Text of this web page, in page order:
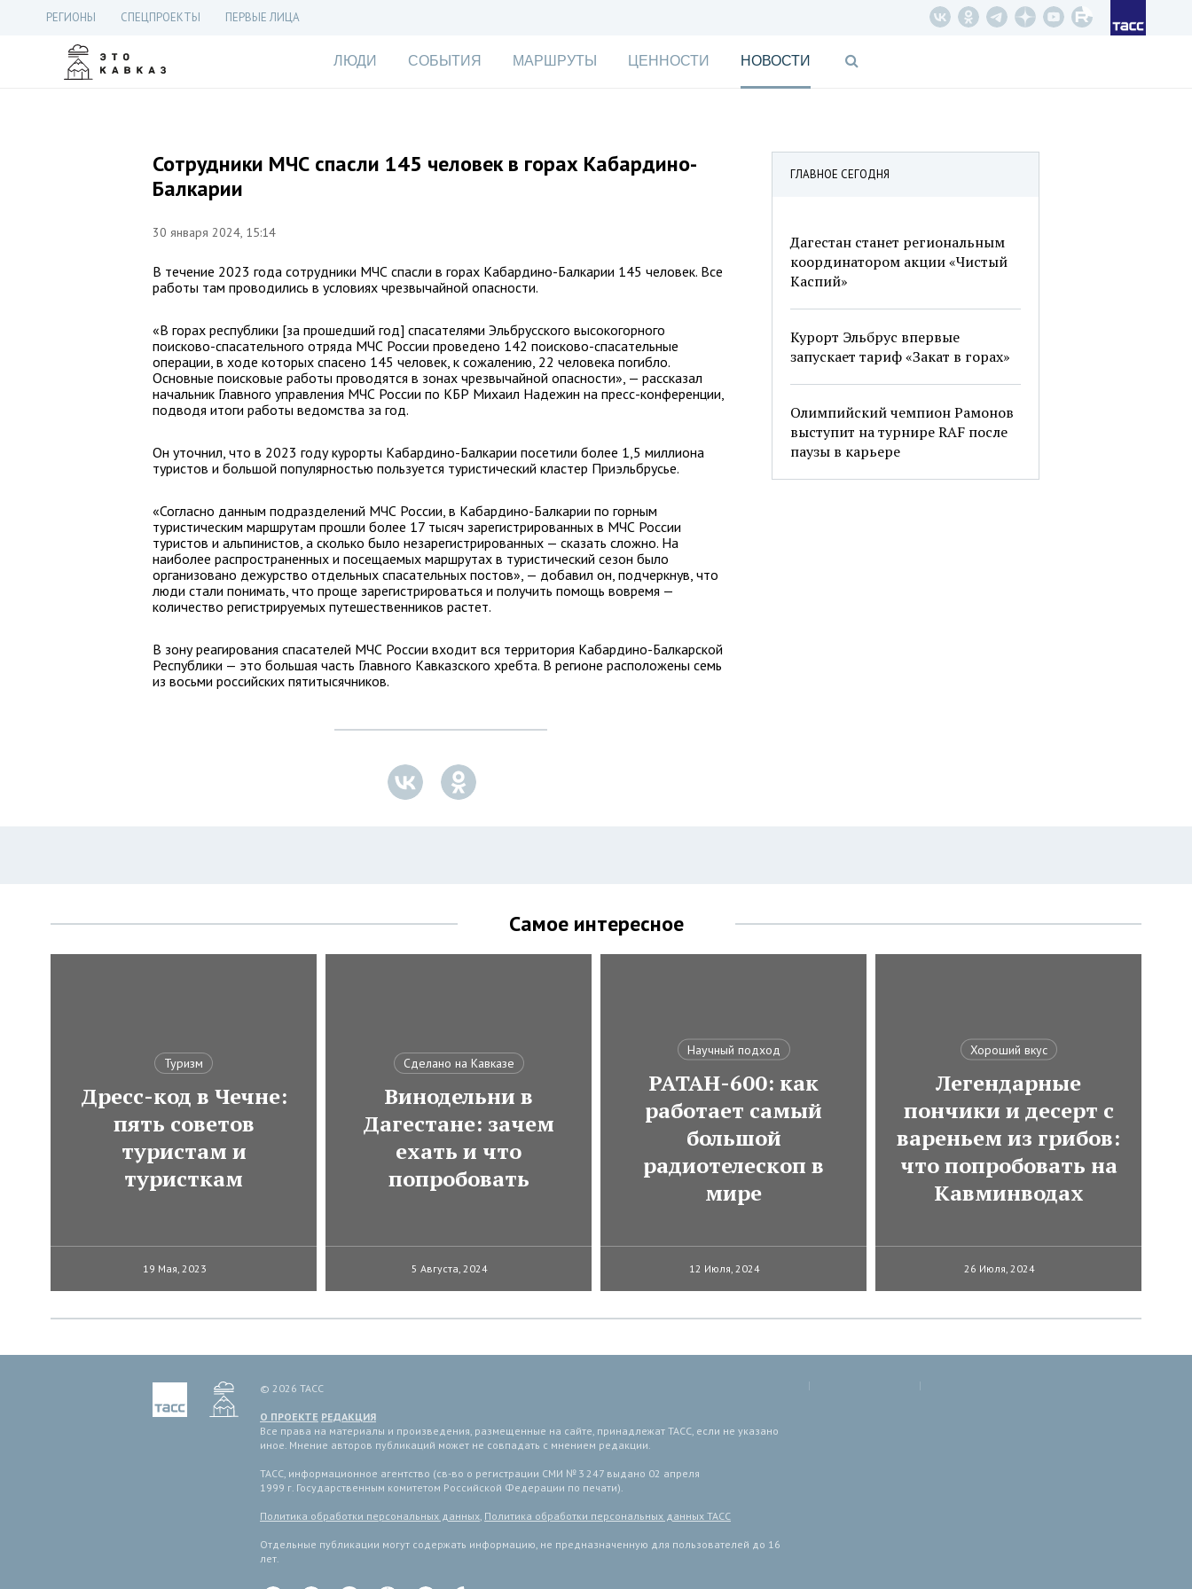
РЕГИОНЫ СПЕЦПРОЕКТЫ ПЕРВЫЕ ЛИЦА
ЛЮДИ СОБЫТИЯ МАРШРУТЫ ЦЕННОСТИ НОВОСТИ
ГЛАВНОЕ СЕГОДНЯ
Дагестан станет региональным
координатором акции «Чистый
Каспий»
Курорт Эльбрус впервые
запускает тариф «Закат в горах»
Олимпийский чемпион Рамонов
выступит на турнире RAF после
паузы в карьере
Сотрудники МЧС спасли 145 человек в горах Кабардино-
Балкарии
30 января 2024, 15:14
В течение 2023 года сотрудники МЧС спасли в горах Кабардино-Балкарии 145 человек. Все
работы там проводились в условиях чрезвычайной опасности.
«В горах республики [за прошедший год] спасателями Эльбрусского высокогорного
поисково-спасательного отряда МЧС России проведено 142 поисково-спасательные
операции, в ходе которых спасено 145 человек, к сожалению, 22 человека погибло.
Основные поисковые работы проводятся в зонах чрезвычайной опасности», — рассказал
начальник Главного управления МЧС России по КБР Михаил Надежин на пресс-конференции,
подводя итоги работы ведомства за год.
Он уточнил, что в 2023 году курорты Кабардино-Балкарии посетили более 1,5 миллиона
туристов и большой популярностью пользуется туристический кластер Приэльбрусье.
«Согласно данным подразделений МЧС России, в Кабардино-Балкарии по горным
туристическим маршрутам прошли более 17 тысяч зарегистрированных в МЧС России
туристов и альпинистов, а сколько было незарегистрированных — сказать сложно. На
наиболее распространенных и посещаемых маршрутах в туристический сезон было
организовано дежурство отдельных спасательных постов», — добавил он, подчеркнув, что
люди стали понимать, что проще зарегистрироваться и получить помощь вовремя —
количество регистрируемых путешественников растет.
В зону реагирования спасателей МЧС России входит вся территория Кабардино-Балкарской
Республики — это большая часть Главного Кавказского хребта. В регионе расположены семь
из восьми российских пятитысячников.
Самое интересное
Туризм
Дресс-код в Чечне:
пять советов
туристам и
туристкам
19 Мая, 2023
Сделано на Кавказе
Винодельни в
Дагестане: зачем
ехать и что
попробовать
5 Августа, 2024
Научный подход
РАТАН-600: как
работает самый
большой
радиотелескоп в
мире
12 Июля, 2024
Хороший вкус
Легендарные
пончики и десерт с
вареньем из грибов:
что попробовать на
Кавминводах
26 Июля, 2024
© 2026 ТАСС
О ПРОЕКТЕ РЕДАКЦИЯ
Все права на материалы и произведения, размещенные на сайте, принадлежат ТАСС, если не указано
иное. Мнение авторов публикаций может не совпадать с мнением редакции.
ТАСС, информационное агентство (св-во о регистрации СМИ № 3 247 выдано 02 апреля
1999 г. Государственным комитетом Российской Федерации по печати).
Политика обработки персональных данных, Политика обработки персональных данных ТАСС
Отдельные публикации могут содержать информацию, не предназначенную для пользователей до 16
лет.